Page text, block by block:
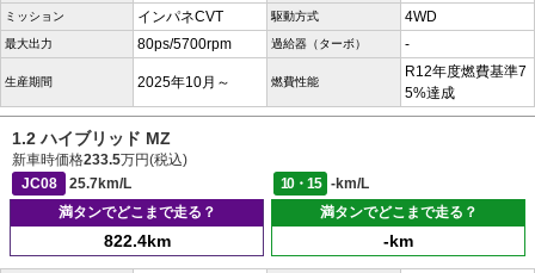
ミッション インパネCVT 駆動方式 4WD
最大出力 80ps/5700rpm 過給器（ターボ） -
生産期間 2025年10月～ 燃費性能
R12年度燃費基準7
5%達成
1.2 ハイブリッド MZ
新車時価格233.5万円(税込)
JC08
25.7km/L 10・15
-km/L
満タンでどこまで走る？
822.4km
満タンでどこまで走る？
-km